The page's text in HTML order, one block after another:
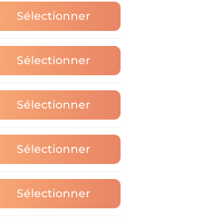
Sélectionner
Sélectionner
Sélectionner
Sélectionner
Sélectionner